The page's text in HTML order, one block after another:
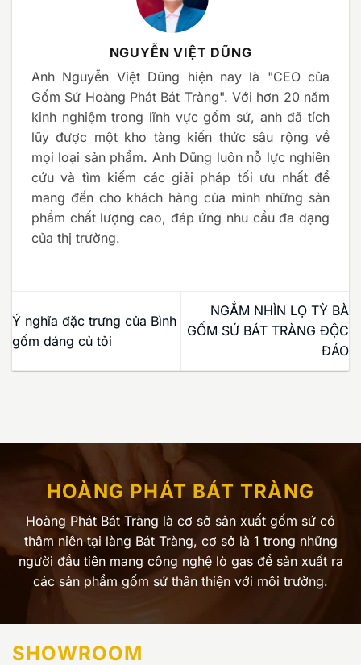
NGUYỄN VIỆT DŨNG
Anh Nguyễn Việt Dũng hiện nay là "CEO của
Gốm Sứ Hoàng Phát Bát Tràng". Với hơn 20 năm
kinh nghiệm trong lĩnh vực gốm sứ, anh đã tích
lũy được một kho tàng kiến thức sâu rộng về
mọi loại sản phẩm. Anh Dũng luôn nỗ lực nghiên
cứu và tìm kiếm các giải pháp tối ưu nhất để
mang đến cho khách hàng của mình những sản
phẩm chất lượng cao, đáp ứng nhu cầu đa dạng
của thị trường.
Ý nghĩa đặc trưng của Bình
gốm dáng củ tỏi
NGẮM NHÌN LỌ TỲ BÀ
GỐM SỨ BÁT TRÀNG ĐỘC
ĐÁO
HOÀNG PHÁT BÁT TRÀNG
Hoàng Phát Bát Tràng là cơ sở sản xuất gốm sứ có
thâm niên tại làng Bát Tràng, cơ sở là 1 trong những
người đầu tiên mang công nghệ lò gas để sản xuất ra
các sản phẩm gốm sứ thân thiện với môi trường.
SHOWROOM